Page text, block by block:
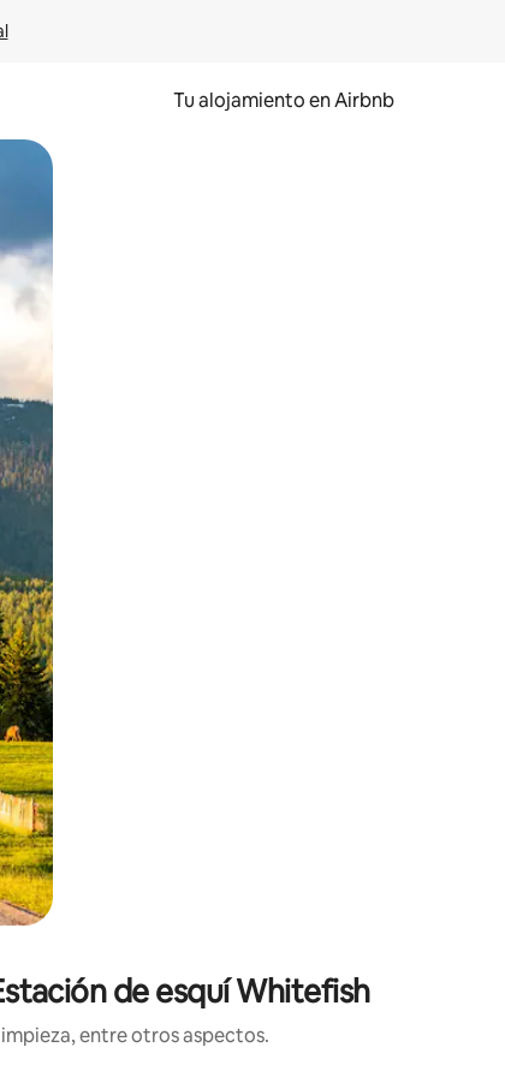
Tu alojamiento en Airbnb
de esquí Whitefish
entre otros aspectos.